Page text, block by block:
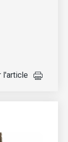
l'article